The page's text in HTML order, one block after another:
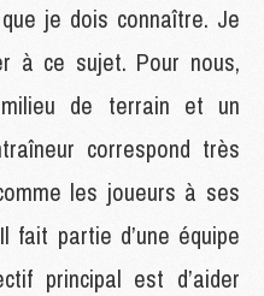
je dois connaître. Je
à ce sujet. Pour nous,
de terrain et un
correspond très
les joueurs à ses
fait partie d’une équipe
principal est d’aider